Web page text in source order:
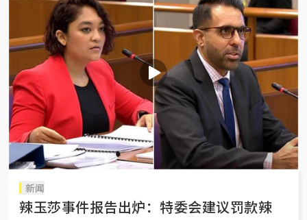
新闻
辣玉莎事件报告出炉：特委会建议罚款辣